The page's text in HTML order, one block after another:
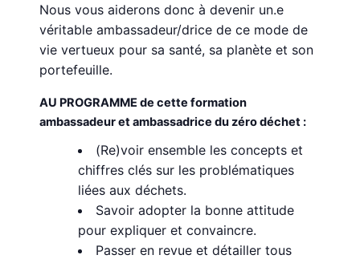
Nous vous aiderons donc à devenir un.e
véritable ambassadeur/drice de ce mode de
vie vertueux pour sa santé, sa planète et son
portefeuille.
AU PROGRAMME de cette formation
ambassadeur et ambassadrice du zéro déchet :
(Re)voir ensemble les concepts et
chiffres clés sur les problématiques
liées aux déchets.
Savoir adopter la bonne attitude
pour expliquer et convaincre.
Passer en revue et détailler tous